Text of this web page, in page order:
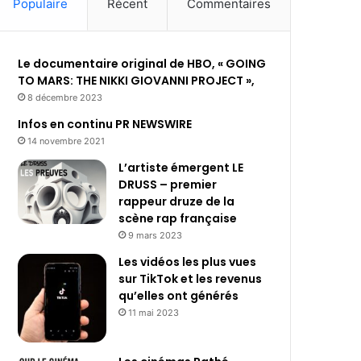
Populaire Récent Commentaires
Le documentaire original de HBO, « GOING
TO MARS: THE NIKKI GIOVANNI PROJECT »,
8 décembre 2023
Infos en continu PR NEWSWIRE
14 novembre 2021
L’artiste émergent LE
DRUSS – premier
rappeur druze de la
scène rap française
9 mars 2023
Les vidéos les plus vues
sur TikTok et les revenus
qu’elles ont générés
11 mai 2023